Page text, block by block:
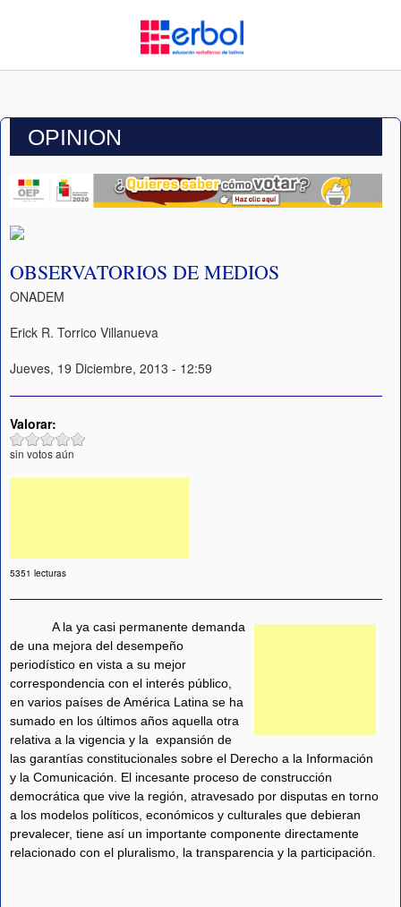
OPINION
OBSERVATORIOS DE MEDIOS
ONADEM
Erick R. Torrico Villanueva
Jueves, 19 Diciembre, 2013 - 12:59
Valorar:
sin votos aún
5351 lecturas
A la ya casi permanente demanda
de una mejora del desempeño
periodístico en vista a su mejor
correspondencia con el interés público,
en varios países de América Latina se ha
sumado en los últimos años aquella otra
relativa a la vigencia y la expansión de
las garantías constitucionales sobre el Derecho a la Información
y la Comunicación. El incesante proceso de construcción
democrática que vive la región, atravesado por disputas en torno
a los modelos políticos, económicos y culturales que debieran
prevalecer, tiene así un importante componente directamente
relacionado con el pluralismo, la transparencia y la participación.